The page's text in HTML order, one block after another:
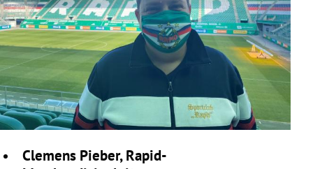
Clemens Pieber, Rapid-